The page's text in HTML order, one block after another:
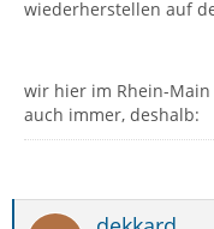
wiederherstellen auf
wir hier im Rhein-
auch immer, deshalb: